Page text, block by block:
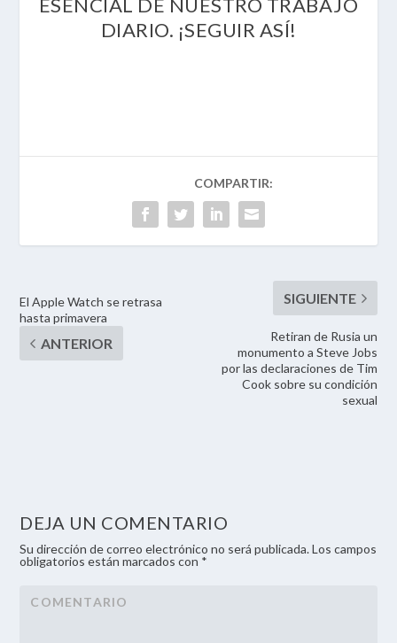
ESENCIAL DE NUESTRO TRABAJO
DIARIO. ¡SEGUIR ASÍ!
El Apple Watch se retrasa
hasta primavera
Retiran de Rusia un
monumento a Steve Jobs
por las declaraciones de Tim
Cook sobre su condición
sexual
DEJA UN COMENTARIO
Su dirección de correo electrónico no será publicada. Los campos
obligatorios están marcados con *